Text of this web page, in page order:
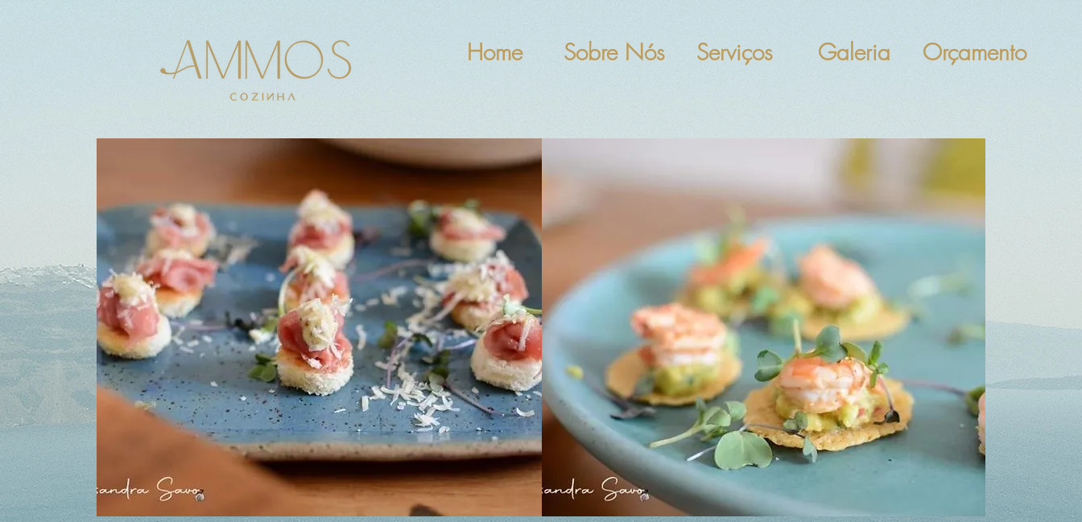
Home Sobre Nós Serviços Galeria Orçamento